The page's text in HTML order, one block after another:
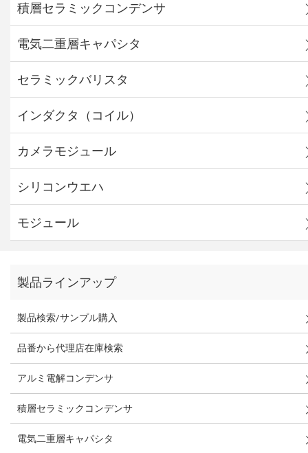
積層セラミックコンデンサ
電気二重層キャパシタ
セラミックバリスタ
インダクタ（コイル）
カメラモジュール
シリコンウエハ
モジュール
製品ラインアップ
製品検索/サンプル購入
品番から代理店在庫検索
アルミ電解コンデンサ
積層セラミックコンデンサ
電気二重層キャパシタ